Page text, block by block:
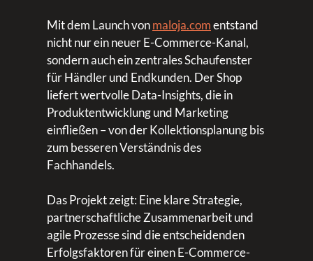
Mit dem Launch vonmaloja.comentstand
nicht nur ein neuer E-Commerce-Kanal,
sondern auch ein zentrales Schaufenster
für Händler und Endkunden. Der Shop
liefert wertvolle Data-Insights, die in
Produktentwicklung und Marketing
einfließen – von der Kollektionsplanung bis
zum besseren Verständnis des
Fachhandels.
Das Projekt zeigt: Eine klare Strategie,
partnerschaftliche Zusammenarbeit und
agile Prozesse sind die entscheidenden
Erfolgsfaktoren für einen E-Commerce-